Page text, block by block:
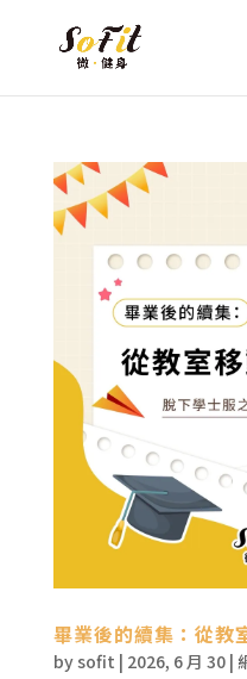
畢業後的續集：從教
bysofit | 2026, 6 月 30|